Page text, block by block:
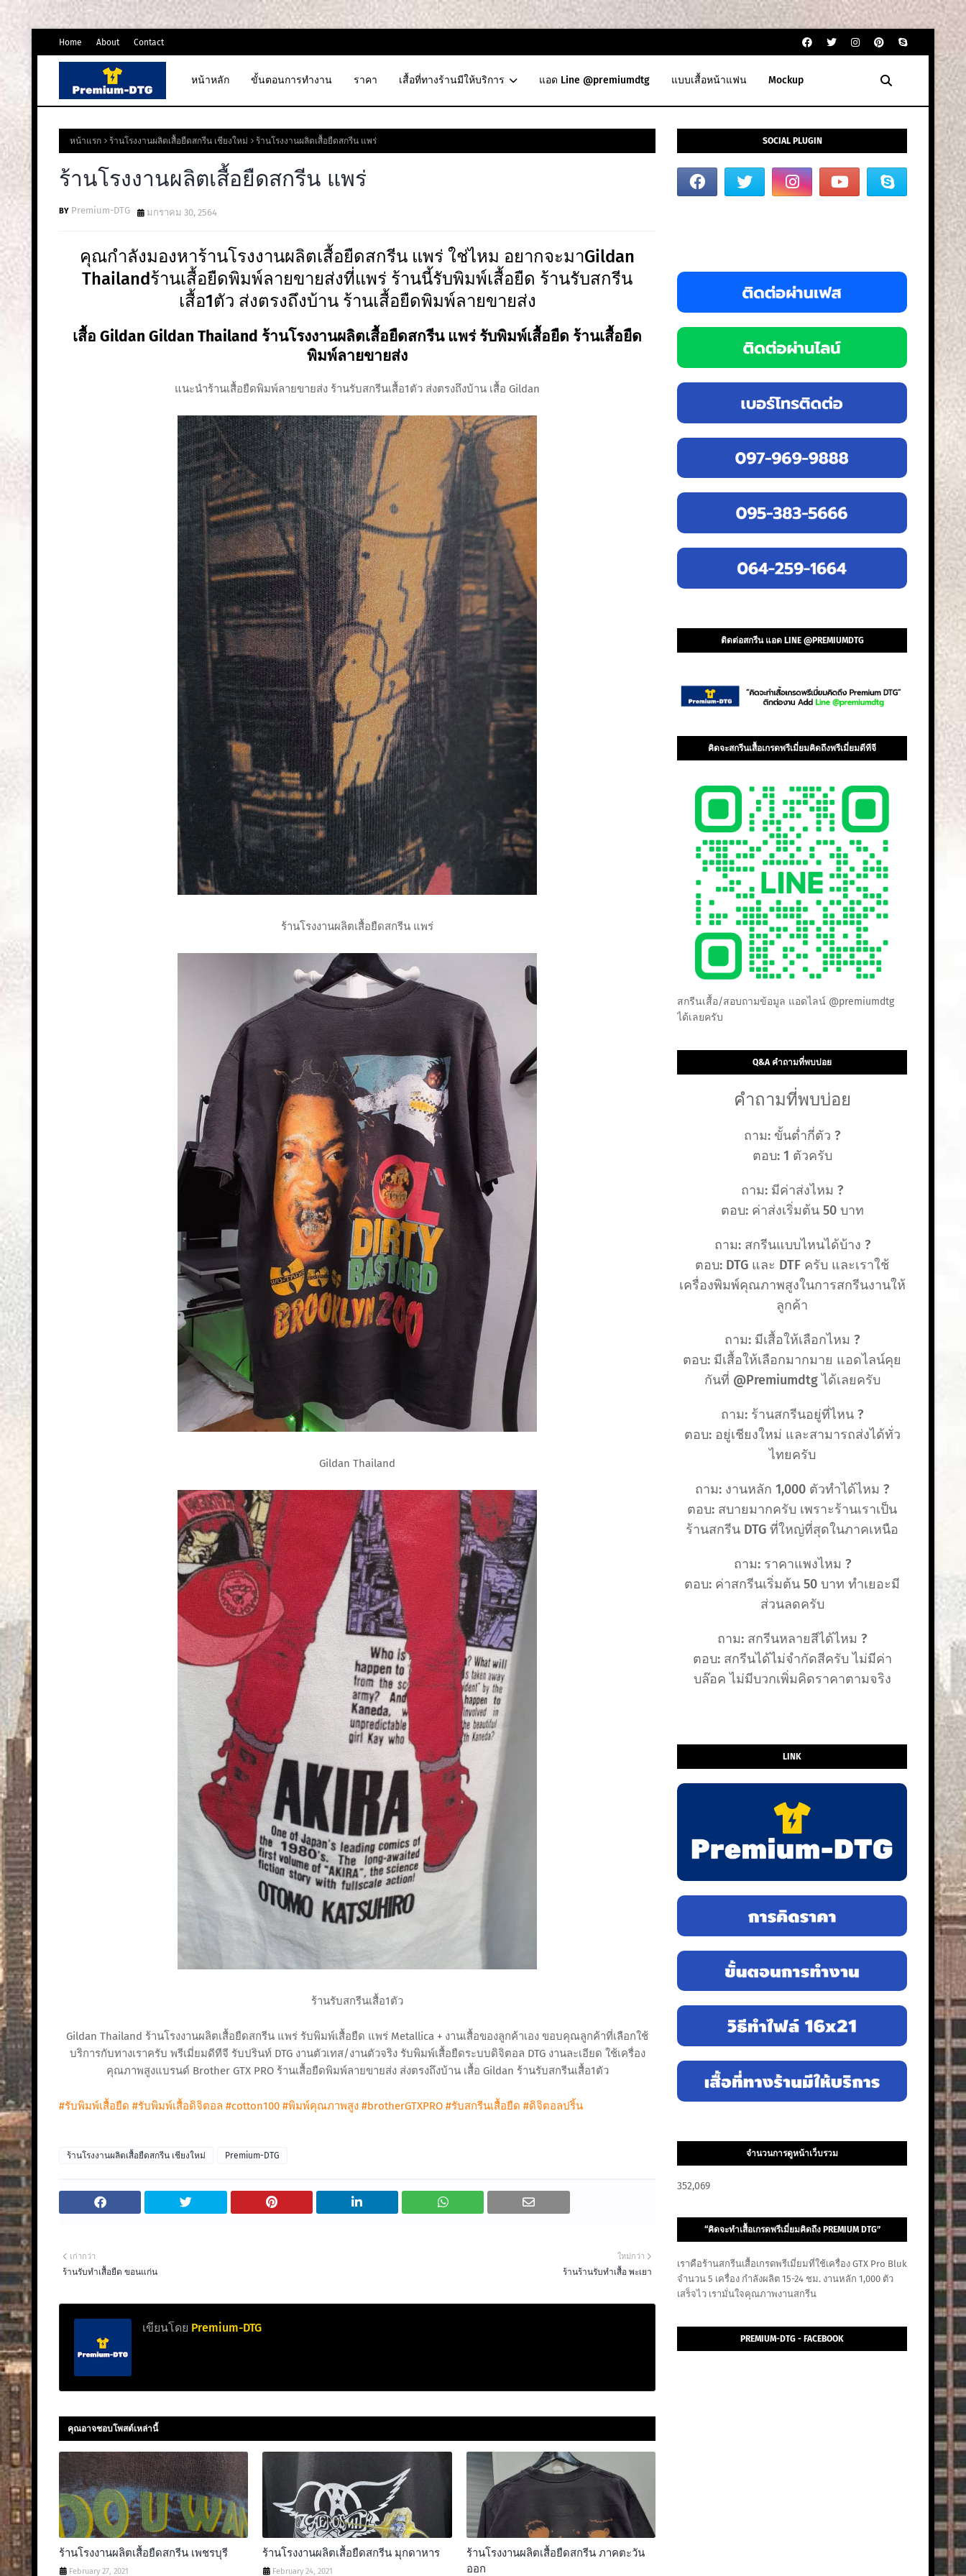
Home About Contact
หน้าหลัก ขั้นตอนการทำงาน ราคา เสื้อที่ทางร้านมีให้บริการ แอด Line @premiumdtg แบบเสื้อหน้าแฟน Mockup
หน้าแรก ร้านโรงงานผลิตเสื้อยืดสกรีน เชียงใหม่ ร้านโรงงานผลิตเสื้อยืดสกรีน แพร่
ร้านโรงงานผลิตเสื้อยืดสกรีน แพร่
Premium-DTG มกราคม 30, 2564
คุณกำลังมองหาร้านโรงงานผลิตเสื้อยืดสกรีน แพร่ ใช่ไหม อยากจะมาGildan
Thailandร้านเสื้อยืดพิมพ์ลายขายส่งที่แพร่ ร้านนี้รับพิมพ์เสื้อยืด ร้านรับสกรีน
เสื้อ1ตัว ส่งตรงถึงบ้าน ร้านเสื้อยืดพิมพ์ลายขายส่ง
เสื้อ Gildan Gildan Thailand ร้านโรงงานผลิตเสื้อยืดสกรีน แพร่ รับพิมพ์เสื้อยืด ร้านเสื้อยืด
พิมพ์ลายขายส่ง
แนะนำร้านเสื้อยืดพิมพ์ลายขายส่ง ร้านรับสกรีนเสื้อ1ตัว ส่งตรงถึงบ้าน เสื้อ Gildan
ร้านโรงงานผลิตเสื้อยืดสกรีน แพร่
Gildan Thailand
ร้านรับสกรีนเสื้อ1ตัว
Gildan Thailand ร้านโรงงานผลิตเสื้อยืดสกรีน แพร่ รับพิมพ์เสื้อยืด แพร่ Metallica + งานเสื้อของลูกค้าเอง ขอบคุณลูกค้าที่เลือกใช้
บริการกับทางเราครับ พรีเมี่ยมดีทีจี รับปรินท์ DTG งานตัวเทส/งานตัวจริง รับพิมพ์เสื้อยืดระบบดิจิตอล DTG งานละเอียด ใช้เครื่อง
คุณภาพสูงแบรนด์ Brother GTX PRO ร้านเสื้อยืดพิมพ์ลายขายส่ง ส่งตรงถึงบ้าน เสื้อ Gildan ร้านรับสกรีนเสื้อ1ตัว
#รับพิมพ์เสื้อยืด #รับพิมพ์เสื้อดิจิตอล #cotton100 #พิมพ์คุณภาพสูง #brotherGTXPRO #รับสกรีนเสื้อยืด #ดิจิตอลปริ้น
ร้านโรงงานผลิตเสื้อยืดสกรีน เชียงใหม่ Premium-DTG
ใหม่กว่า
ร้านร้านรับทำเสื้อ พะเยา
เก่ากว่า
ร้านรับทำเสื้อยืด ขอนแก่น
เขียนโดย Premium-DTG
คุณอาจชอบโพสต์เหล่านี้
ร้านโรงงานผลิตเสื้อยืดสกรีน เพชรบุรี
February 27, 2021
ร้านโรงงานผลิตเสื้อยืดสกรีน มุกดาหาร
February 24, 2021
ร้านโรงงานผลิตเสื้อยืดสกรีน ภาคตะวัน
ออก
SOCIAL PLUGIN
ติดต่อสกรีน แอด LINE @PREMIUMDTG
คิดจะสกรีนเสื้อเกรดพรีเมี่ยมคิดถึงพรีเมี่ยมดีทีจี
สกรีนเสื้อ/สอบถามข้อมูล แอดไลน์ @premiumdtg
ได้เลยครับ
Q&A คำถามที่พบบ่อย
คำถามที่พบบ่อย
ถาม: ขั้นต่ำกี่ตัว ?
ตอบ: 1 ตัวครับ
ถาม: มีค่าส่งไหม ?
ตอบ: ค่าส่งเริ่มต้น 50 บาท
ถาม: สกรีนแบบไหนได้บ้าง ?
ตอบ: DTG และ DTF ครับ และเราใช้
เครื่องพิมพ์คุณภาพสูงในการสกรีนงานให้
ลูกค้า
ถาม: มีเสื้อให้เลือกไหม ?
ตอบ: มีเสื้อให้เลือกมากมาย แอดไลน์คุย
กันที่ @Premiumdtg ได้เลยครับ
ถาม: ร้านสกรีนอยู่ที่ไหน ?
ตอบ: อยู่เชียงใหม่ และสามารถส่งได้ทั่ว
ไทยครับ
ถาม: งานหลัก 1,000 ตัวทำได้ไหม ?
ตอบ: สบายมากครับ เพราะร้านเราเป็น
ร้านสกรีน DTG ที่ใหญ่ที่สุดในภาคเหนือ
ถาม: ราคาแพงไหม ?
ตอบ: ค่าสกรีนเริ่มต้น 50 บาท ทำเยอะมี
ส่วนลดครับ
ถาม: สกรีนหลายสีได้ไหม ?
ตอบ: สกรีนได้ไม่จำกัดสีครับ ไม่มีค่า
บล๊อค ไม่มีบวกเพิ่มคิดราคาตามจริง
LINK
จำนวนการดูหน้าเว็บรวม
352,069
“คิดจะทำเสื้อเกรดพรีเมี่ยมคิดถึง PREMIUM DTG”
เราคือร้านสกรีนเสื้อเกรดพรีเมี่ยมที่ใช้เครื่อง GTX Pro Bluk
จำนวน 5 เครื่อง กำลังผลิต 15-24 ชม. งานหลัก 1,000 ตัว
เสร็จไว เรามั่นใจคุณภาพงานสกรีน
PREMIUM-DTG - FACEBOOK